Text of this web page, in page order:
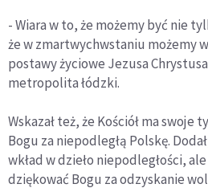
- Wiara w to, że możemy być nie
że w zmartwychwstaniu możemy
postawy życiowe Jezusa
metropolita łódzki.
Wskazał też, że Kościół ma swoje
Bogu za niepodległą Polskę.
wkład w dzieło niepodległości,
dziękować Bogu za odzyskanie